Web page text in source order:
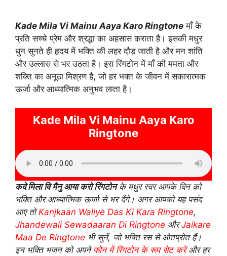
Kade Mila Vi Mainu Aaya Karo Ringtone माँ के
प्रति सच्चे प्रेम और श्रद्धा का अहसास कराता है। इसकी मधुर
धुन सुनते ही हृदय में भक्ति की लहर दौड़ जाती है और मन शांति
और उल्लास से भर उठता है। इस रिंगटोन में माँ की ममता और
शक्ति का अनूठा मिश्रण है, जो हर भक्त के जीवन में सकारात्मक
ऊर्जा और आध्यात्मिक अनुभव लाता है।
Kade Mila Vi Mainu Aaya Karo
Ringtone
कदे मिला वि मैनु आया करो रिंगटोनके मधुर स्वर आपके दिन को
भक्ति और आध्यात्मिक ऊर्जा से भर देंगे। अगर आपको यह पसंद
आए तोKanjkaan Waliye Das Ki Kara Ringtone,
Jhandewali Sewadaaran Di Ringtone औरJaikare
Maa De Ringtone भी सुनें, जो भक्ति रस से ओतप्रोत हैं।
इन भक्ति भजन को अपने फोन में रिंगटोन के रूप सेट करेंऔर हर